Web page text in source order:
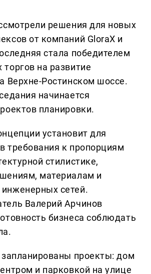
решения для новых
от компаний GloraX и
стала победителем
на развитие
Верхне-Ростинском шоссе.
начинается
планировки.
установит для
требования к пропорциям
стилистике,
материалам и
сетей.
Валерий Арчинов
бизнеса соблюдать
проекты: дом
и парковкой на улице